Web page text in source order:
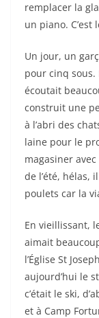
remplacer la
un piano.
Un jour, un
pour cinq sous.
écoutait
construit une
à l’abri des
laine pour le
magasiner
de l’été, hélas,
poulets car la
En vieillissant,
aimait
l’Église St
aujourd’hui le
c’était le ski,
et à Camp